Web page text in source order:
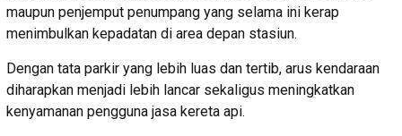
maupun penjemput penumpang yang selama ini kerap
menimbulkan kepadatan di area depan stasiun.
Dengan tata parkir yang lebih luas dan tertib, arus kendaraan
diharapkan menjadi lebih lancar sekaligus meningkatkan
kenyamanan pengguna jasa kereta api.